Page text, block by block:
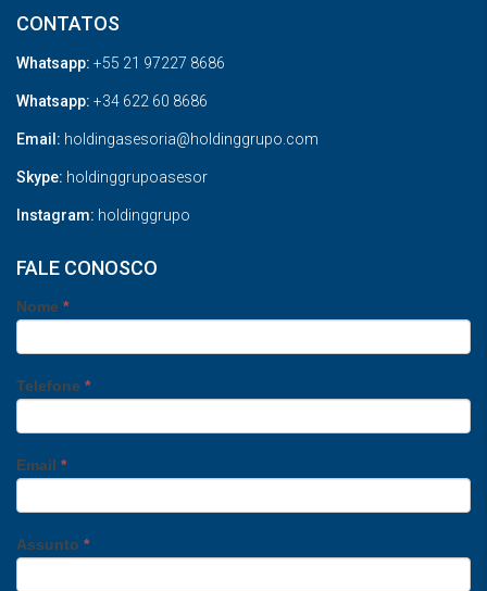
CONTATOS
Whatsapp: +55 21 97227 8686
Whatsapp: +34 622 60 8686
Email: holdingasesoria@holdinggrupo.com
Skype: holdinggrupoasesor
Instagram: holdinggrupo
FALE CONOSCO
Nome *
Telefone *
Email *
Assunto *